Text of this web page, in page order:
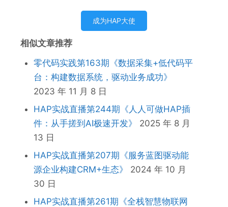
成为HAP大使
相似文章推荐
零代码实践第163期《数据采集+低代码平
台：构建数据系统，驱动业务成功》
2023 年 11 月 8 日
HAP实战直播第244期《人人可做HAP插
件：从手搓到AI极速开发》
2025 年 8 月
13 日
HAP实战直播第207期《服务蓝图驱动能
源企业构建CRM+生态》
2024 年 10 月
30 日
HAP实战直播第261期《全栈智慧物联网